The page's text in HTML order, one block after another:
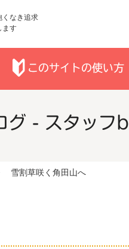
なき追求
ます
グ - スタッフ
雪割草咲く角田山へ